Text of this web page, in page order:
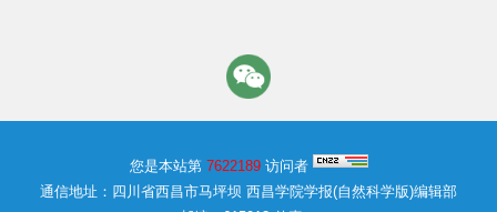
您是本站第 7622189访问者
通信地址：四川省西昌市马坪坝 西昌学院学报(自然科学版)编辑部